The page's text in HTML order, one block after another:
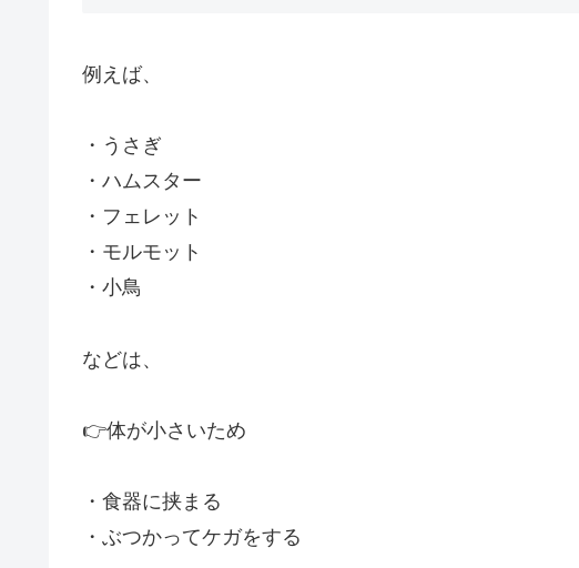
例えば、
・うさぎ
・ハムスター
・フェレット
・モルモット
・小鳥
などは、
👉体が小さいため
・食器に挟まる
・ぶつかってケガをする